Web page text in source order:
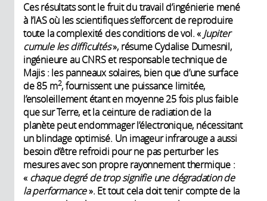
Ces résultats sont le fruit du travail d’ingénierie mené
à l’IAS où les scientifiques s’efforcent de reproduire
toute la complexité des conditions de vol. « Jupiter
cumule les difficultés», résume Cydalise Dumesnil,
ingénieure au CNRS et responsable technique de
Majis : les panneaux solaires, bien que d’une surface
de 85 m2, fournissent une puissance limitée,
l’ensoleillement étant en moyenne 25 fois plus faible
que sur Terre, et la ceinture de radiation de la
planète peut endommager l’électronique, nécessitant
un blindage optimisé. Un imageur infrarouge a aussi
besoin d’être refroidi pour ne pas perturber les
mesures avec son propre rayonnement thermique :
« chaque degré de trop signifie une dégradation de
la performance». Et tout cela doit tenir compte de la